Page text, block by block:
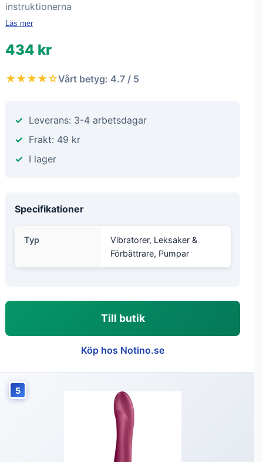
instruktionerna
Läs mer
434 kr
★★★★☆Vårt betyg: 4.7 / 5
Leverans: 3-4 arbetsdagar
Frakt: 49 kr
I lager
Specifikationer
Typ
Vibratorer, Leksaker &
Förbättrare, Pumpar
Till butik
Köp hos Notino.se
5